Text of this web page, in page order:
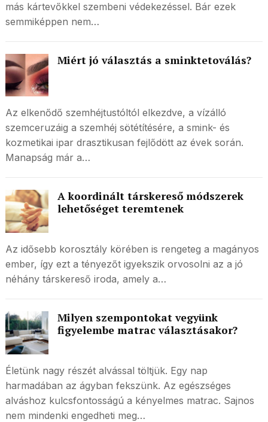
más kártevőkkel szembeni védekezéssel. Bár ezek
semmiképpen nem…
Miért jó választás a sminktetoválás?
Az elkenődő szemhéjtustóltól elkezdve, a vízálló
szemceruzáig a szemhéj sötétítésére, a smink- és
kozmetikai ipar drasztikusan fejlődött az évek során.
Manapság már a…
A koordinált társkereső módszerek
lehetőséget teremtenek
Az idősebb korosztály körében is rengeteg a magányos
ember, így ezt a tényezőt igyekszik orvosolni az a jó
néhány társkereső iroda, amely a…
Milyen szempontokat vegyünk
figyelembe matrac választásakor?
Életünk nagy részét alvással töltjük. Egy nap
harmadában az ágyban fekszünk. Az egészséges
alváshoz kulcsfontosságú a kényelmes matrac. Sajnos
nem mindenki engedheti meg…